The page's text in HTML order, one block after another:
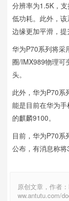
分辨率为1.5K，
低功耗。此外，
边缘更加平滑，提
华为P70系列将采
圈/IMX989物理可
头。
此外，华为P70系
能是目前在华为
的麒麟9100。
目前，华为P70
公布，有消息称将
原创文章，作者
ww.antutu.com/